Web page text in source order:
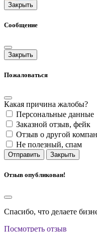
Закрыть
Сообщение
Закрыть
Пожаловаться
Какая причина жалобы?
Персональные данные
Заказной отзыв, фейк
Отзыв о другой
Не полезный, спам
Отправить Закрыть
Отзыв опубликован!
Спасибо, что делаете
Посмотреть отзыв